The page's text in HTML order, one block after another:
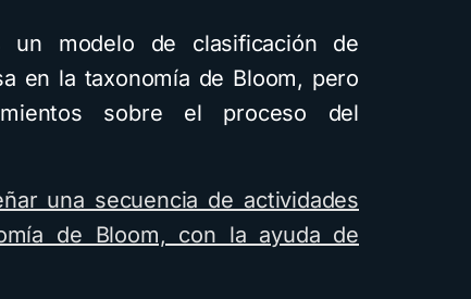
un modelo de clasificación de
en la taxonomía de Bloom, pero
sobre el proceso del
una secuencia de actividades
de Bloom, con la ayuda de